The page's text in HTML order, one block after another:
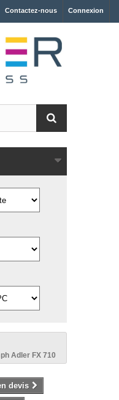
Connexion
Contactez-nous
Adler FX 710
devis